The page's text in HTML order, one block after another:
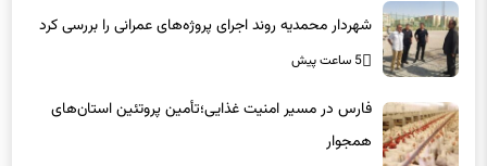
شهردار محمدیه روند اجرای پروژه‌های عمرانی را بررسی کرد
5 ساعت پیش
فارس در مسیر امنیت غذایی؛تأمین‌ پروتئین استان‌های
همجوار